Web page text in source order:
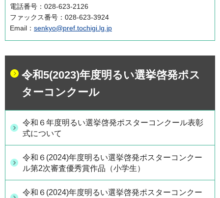
電話番号：028-623-2126
ファックス番号：028-623-3924
Email： senkyo@pref.tochigi.lg.jp
令和5(2023)年度明るい選挙啓発ポス
ターコンクール
令和６年度明るい選挙啓発ポスターコンクール表彰
式について
令和６(2024)年度明るい選挙啓発ポスターコンクー
ル第2次審査優秀賞作品（小学生）
令和６(2024)年度明るい選挙啓発ポスターコンクー